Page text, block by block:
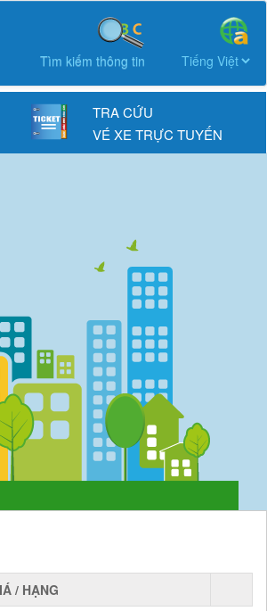
Tìm kiếm thông tin
TRA CỨU
VÉ XE TRỰC TUYẾN
/ HẠNG